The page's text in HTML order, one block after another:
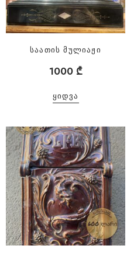
საათის მულიაჟი
1000 ₾
ᲧᲘᲓᲕᲐ